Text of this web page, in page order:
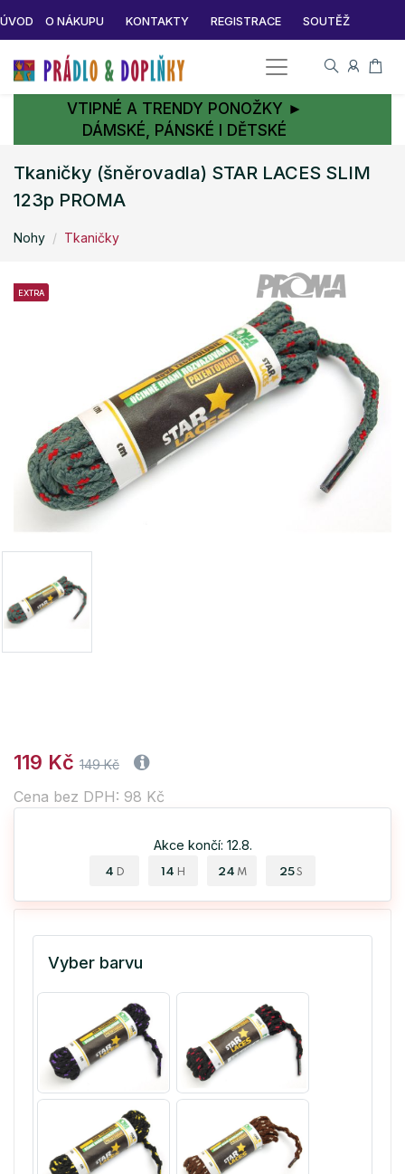
ÚVOD O NÁKUPU KONTAKTY REGISTRACE SOUTĚŽ
VTIPNÉ A TRENDY PONOŽKY ►
DÁMSKÉ, PÁNSKÉ I DĚTSKÉ
Tkaničky (šněrovadla) STAR LACES SLIM
123p PROMA
Nohy Tkaničky
EXTRA
119 Kč 149 Kč
Cena bez DPH: 98 Kč
Akce končí: 12.8.
4 D 14 H 24 M 24 S
Vyber barvu